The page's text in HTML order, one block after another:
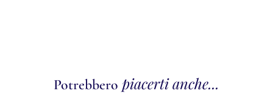
Potrebbero piacerti anche...